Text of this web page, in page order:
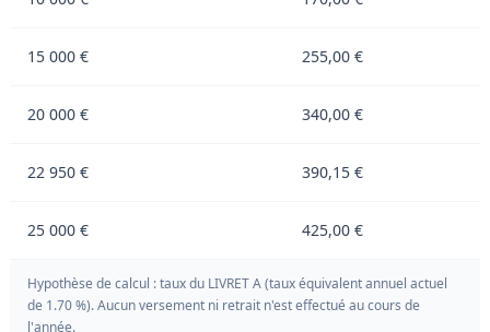
15 000 € 255,00 €
20 000 € 340,00 €
22 950 € 390,15 €
25 000 € 425,00 €
Hypothèse de calcul : taux du LIVRET A (taux équivalent annuel actuel
de 1.70 %). Aucun versement ni retrait n'est effectué au cours de
l'année.